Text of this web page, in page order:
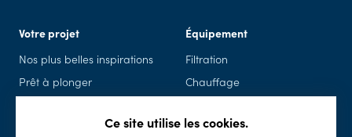
Votre projet
Nos plus belles inspirations
Prêt à plonger
Équipement
Filtration
Chauffage
Sécurité
Ce site utilise les cookies.